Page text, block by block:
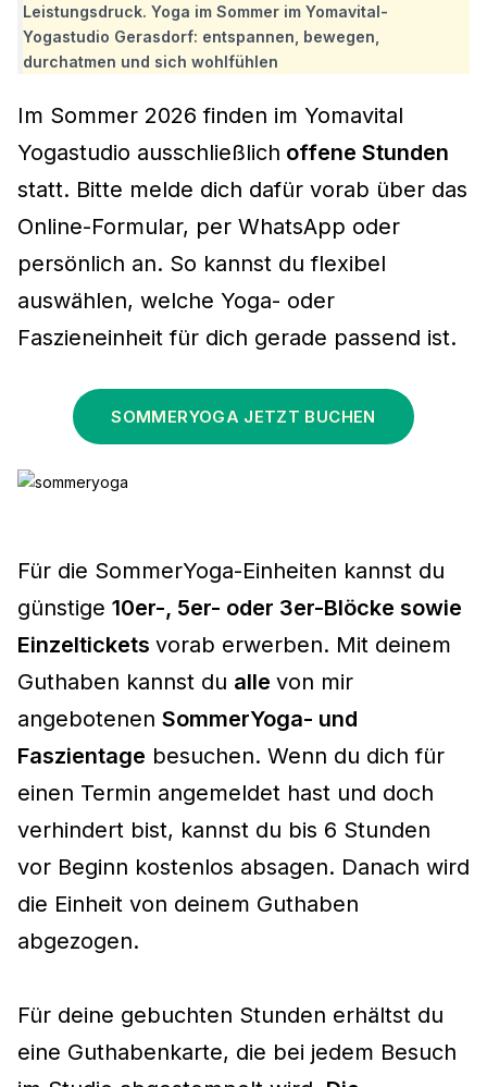
Leistungsdruck. Yoga im Sommer im Yomavital-
Yogastudio Gerasdorf: entspannen, bewegen,
durchatmen und sich wohlfühlen
Im Sommer 2026 finden im Yomavital
Yogastudio ausschließlich offene Stunden
statt. Bitte melde dich dafür vorab über das
Online-Formular, per WhatsApp oder
persönlich an. So kannst du flexibel
auswählen, welche Yoga- oder
Faszieneinheit für dich gerade passend ist.
SOMMERYOGA JETZT BUCHEN
Für die SommerYoga-Einheiten kannst du
günstige 10er-, 5er- oder 3er-Blöcke sowie
Einzeltickets vorab erwerben. Mit deinem
Guthaben kannst du alle von mir
angebotenen SommerYoga- und
Faszientage besuchen. Wenn du dich für
einen Termin angemeldet hast und doch
verhindert bist, kannst du bis 6 Stunden
vor Beginn kostenlos absagen. Danach wird
die Einheit von deinem Guthaben
abgezogen.
Für deine gebuchten Stunden erhältst du
eine Guthabenkarte, die bei jedem Besuch